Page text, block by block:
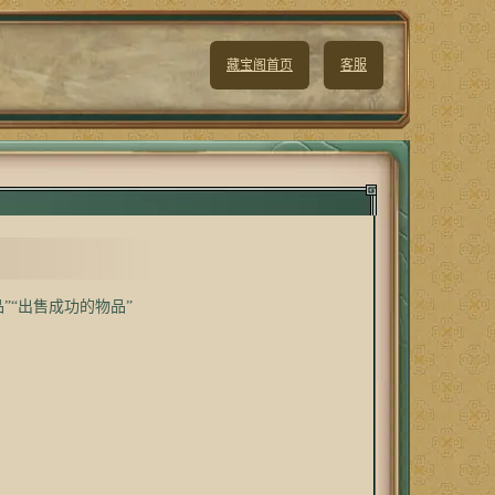
藏宝阁首页 客服
出售成功的物品”